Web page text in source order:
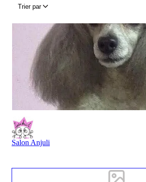
Trier par
Salon Anjuli